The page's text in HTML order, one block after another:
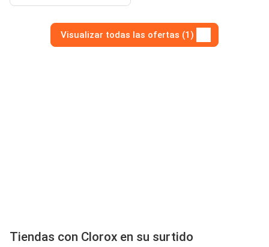
Visualizar todas las ofertas (1)
Tiendas con Clorox en su surtido